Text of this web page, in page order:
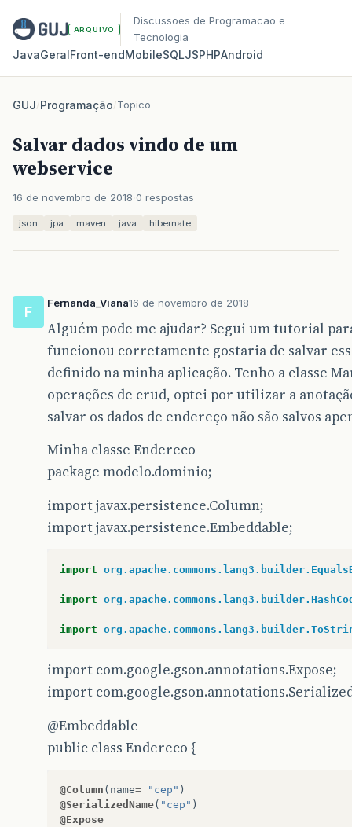
ARQUIVO
Discussoes de Programacao e
Tecnologia
JavaGeralFront‑endMobileSQLJSPHPAndroid
GUJ/Programação/Topico
Salvar dados vindo de um
webservice
16 de novembro de 2018 0 respostas
json jpa maven java hibernate
F
Fernanda_Viana16 de novembro de 2018
Alguém pode me ajudar? Segui um tutorial
funcionou corretamente gostaria de salvar
definido na minha aplicação. Tenho a classe
operações de crud, optei por utilizar a
salvar os dados de endereço não são salvos
Minha classe Endereco
package modelo.dominio;
import javax.persistence.Column;
import javax.persistence.Embeddable;
import
import
import
import com.google.gson.annotations.Expose;
import
@Embeddable
public class Endereco {
@Column ( name= "cep" )
@SerializedName( "cep" )
@Expose